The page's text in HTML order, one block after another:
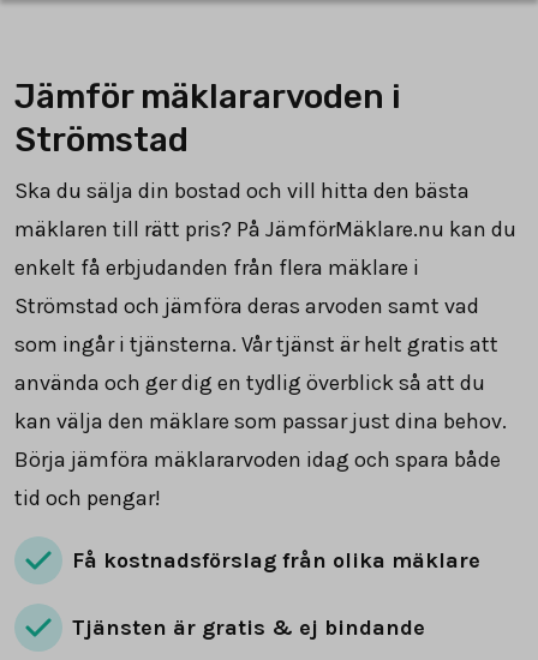
Jämför mäklararvoden i
Strömstad
Ska du sälja din bostad och vill hitta den bästa
mäklaren till rätt pris? På JämförMäklare.nu kan du
enkelt få erbjudanden från flera mäklare i
Strömstad och jämföra deras arvoden samt vad
som ingår i tjänsterna. Vår tjänst är helt gratis att
använda och ger dig en tydlig överblick så att du
kan välja den mäklare som passar just dina behov.
Börja jämföra mäklararvoden idag och spara både
tid och pengar!
Få kostnadsförslag från olika mäklare
Tjänsten är gratis & ej bindande